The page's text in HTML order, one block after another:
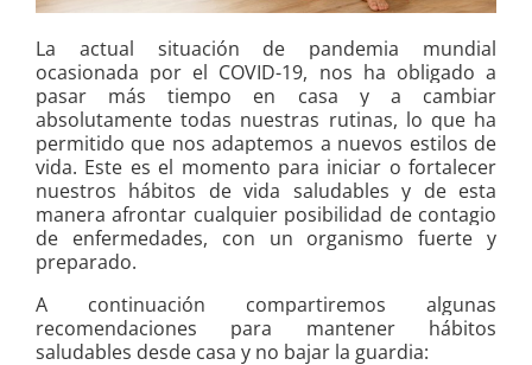
La actual situación de pandemia mundial
ocasionada por el COVID-19, nos ha obligado a
pasar más tiempo en casa y a cambiar
absolutamente todas nuestras rutinas, lo que ha
permitido que nos adaptemos a nuevos estilos de
vida. Este es el momento para iniciar o fortalecer
nuestros hábitos de vida saludables y de esta
manera afrontar cualquier posibilidad de contagio
de enfermedades, con un organismo fuerte y
preparado.
A continuación compartiremos algunas
recomendaciones para mantener hábitos
saludables desde casa y no bajar la guardia: